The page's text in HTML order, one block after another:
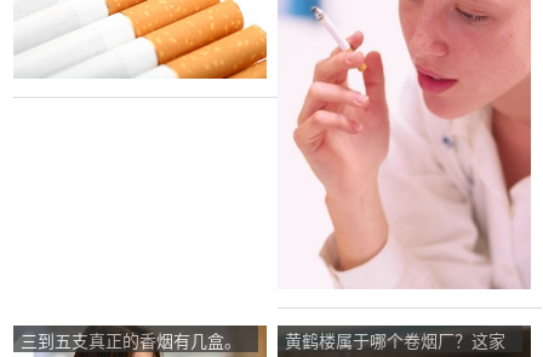
三到五支真正的香烟有几盒。
黄鹤楼属于哪个卷烟厂？这家